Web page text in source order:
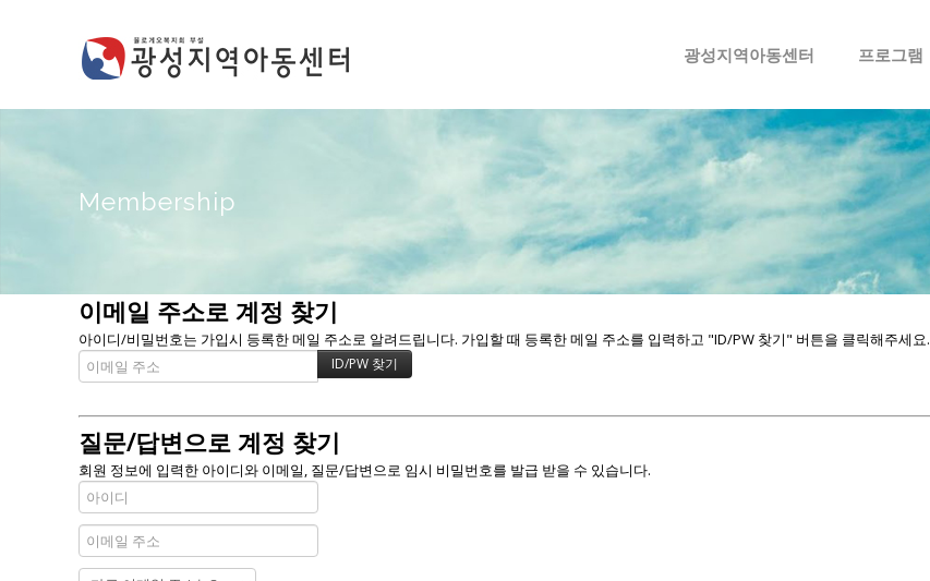
광성지역아동센터 프로그램
Membership
이메일 주소로 계정 찾기
아이디/비밀번호는 가입시 등록한 메일 주소로 알려드립니다. 가입할 때 등록한 메일 주소를 입력하고 "ID/PW 찾기" 버튼을 클릭해주세요.
질문/답변으로 계정 찾기
회원 정보에 입력한 아이디와 이메일, 질문/답변으로 임시 비밀번호를 발급 받을 수 있습니다.